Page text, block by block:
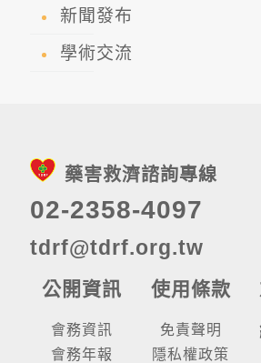
新聞發布
學術交流
藥害救濟諮詢專線
02-2358-4097
tdrf@tdrf.org.tw
公開資訊
會務資訊
會務年報
使用條款
免責聲明
隱私權政策